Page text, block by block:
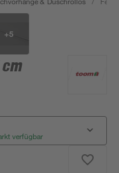
+5
cm
verfügbar